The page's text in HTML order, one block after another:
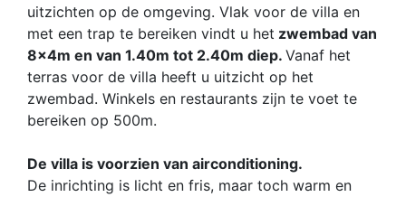
uitzichten op de omgeving. Vlak voor de villa en
met een trap te bereiken vindt u het zwembad van
8x4m en van 1.40m tot 2.40m diep. Vanaf het
terras voor de villa heeft u uitzicht op het
zwembad. Winkels en restaurants zijn te voet te
bereiken op 500m.
De villa is voorzien van airconditioning.
De inrichting is licht en fris, maar toch warm en